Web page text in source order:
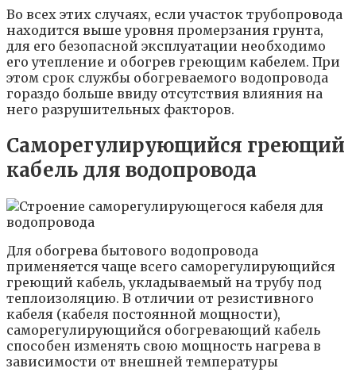
Во всех этих случаях, если участок трубопровода
находится выше уровня промерзания грунта,
для его безопасной эксплуатации необходимо
его утепление и обогрев греющим кабелем. При
этом срок службы обогреваемого водопровода
гораздо больше ввиду отсутствия влияния на
него разрушительных факторов.
Саморегулирующийся греющий
кабель для водопровода
Для обогрева бытового водопровода
применяется чаще всего саморегулирующийся
греющий кабель, укладываемый на трубу под
теплоизоляцию. В отличии от резистивного
кабеля (кабеля постоянной мощности),
саморегулирующийся обогревающий кабель
способен изменять свою мощность нагрева в
зависимости от внешней температуры